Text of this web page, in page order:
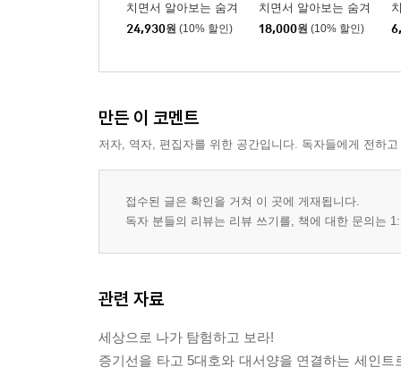
치면서 알아보는 숨겨
진 곤충지식백과 + 공
룡지식백과 세트
24,930원 (10% 할인)
치면서 알아보는 숨겨
진 공룡지식백과
18,000원 (10% 할인)
만든 이 코멘트
저자, 역자, 편집자를 위한 공간입니다. 독자들에게 전하
접수된 글은 확인을 거쳐 이 곳에 게재됩니다.
독자 분들의 리뷰는 리뷰 쓰기를, 책에 대한 문의는
관련 자료
세상으로 나가 탐험하고 보라!
증기선을 타고 5대호와 대서양을 연결하는 세인